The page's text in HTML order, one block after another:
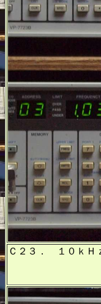
Ｃ２３． １０ｋＨ
Ｌ側ＳＰ出
「ＦＦＴ分析